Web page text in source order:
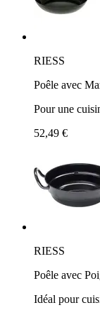
RIESS
Poêle avec
Pour une
52,49 €
RIESS
Poêle avec
Idéal pour